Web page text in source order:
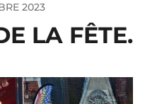
2023
LA FÊTE.